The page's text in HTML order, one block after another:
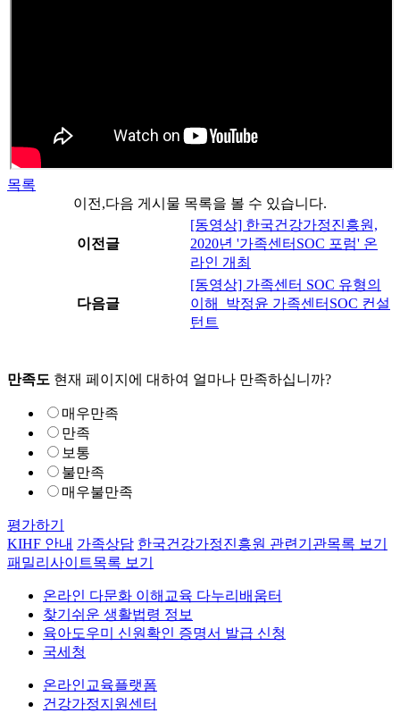
목록
이전,다음 게시물 목록을 볼 수 있습니다.
이전글
[동영상] 한국건강가정진흥원,
2020년 '가족센터SOC 포럼' 온
라인 개최
다음글
[동영상] 가족센터 SOC 유형의
이해_박정윤 가족센터SOC 컨설
턴트
만족도 현재 페이지에 대하여 얼마나 만족하십니까?
매우만족
만족
보통
불만족
매우불만족
평가하기
KIHF 안내 가족상담 한국건강가정진흥원 관련기관목록 보기
패밀리사이트목록 보기
온라인 다문화 이해교육 다누리배움터
찾기쉬운 생활법령 정보
육아도우미 신원확인 증명서 발급 신청
국세청
온라인교육플랫폼
건강가정지원센터